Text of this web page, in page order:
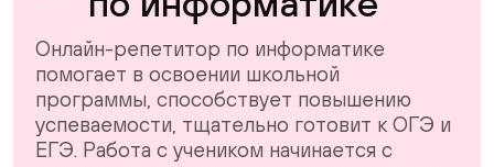
Онлайн-репетитор по информатике
помогает в освоении школьной
программы, способствует повышению
успеваемости, тщательно готовит к ОГЭ и
ЕГЭ. Работа с учеником начинается с